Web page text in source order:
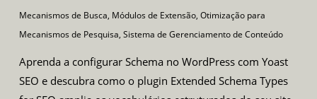
Mecanismos de Busca, Módulos de Extensão, Otimização para
Mecanismos de Pesquisa, Sistema de Gerenciamento de Conteúdo
Aprenda a configurar Schema no WordPress com Yoast
SEO e descubra como o plugin Extended Schema Types